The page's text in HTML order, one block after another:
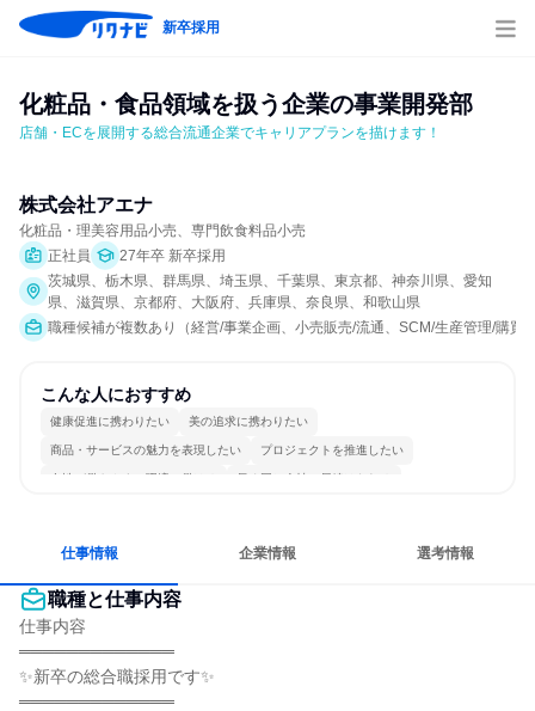
新卒採用
化粧品・食品領域を扱う企業の事業開発部
店舗・ECを展開する総合流通企業でキャリアプランを描けます！
株式会社アエナ
化粧品・理美容用品小売、専門飲食料品小売
正社員
27年卒 新卒採用
茨城県、栃木県、群馬県、埼玉県、千葉県、東京都、神奈川県、愛知
県、滋賀県、京都府、大阪府、兵庫県、奈良県、和歌山県
職種候補が複数あり（経営/事業企画、小売販売/流通、SCM/生産管理/購
こんな人におすすめ
健康促進に携わりたい 美の追求に携わりたい
商品・サービスの魅力を表現したい プロジェクトを推進したい
女性が働きやすい環境で働ける 長く同じ会社に居続けられる
仕事情報 企業情報 選考情報
職種と仕事内容
仕事内容
═════════════
✨新卒の総合職採用です✨
═════════════